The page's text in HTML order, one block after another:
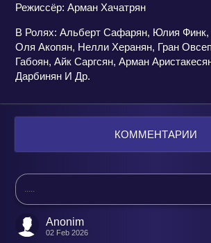
Режиссёр: Арман Хачатрян
В Ролях: Альберт Сафарян, Юлия Финк,
Оля Акопян, Нелли Херанян, Гран
Габоян, Айк Саргсян, Арман
Дарбинян И Др.
КОММЕНТАРИИ
Anonim
02 Feb 2026